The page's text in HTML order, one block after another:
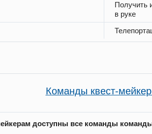
Получить
в руке
Команды квест-
доступны все команды